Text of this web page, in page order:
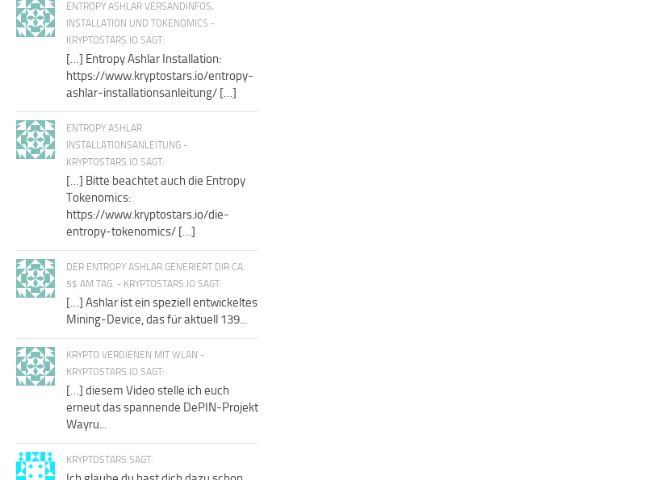
ENTROPY ASHLAR VERSANDINFOS,
INSTALLATION UND TOKENOMICS -
KRYPTOSTARS.IO SAGT:
[…] Entropy Ashlar Installation:
https://www.kryptostars.io/entropy-
ashlar-installationsanleitung/ […]
ENTROPY ASHLAR
INSTALLATIONSANLEITUNG -
KRYPTOSTARS.IO SAGT:
[…] Bitte beachtet auch die Entropy
Tokenomics:
https://www.kryptostars.io/die-
entropy-tokenomics/ […]
DER ENTROPY ASHLAR GENERIERT DIR CA.
5$ AM TAG. - KRYPTOSTARS.IO SAGT:
[…] Ashlar ist ein speziell entwickeltes
Mining-Device, das für aktuell 139...
KRYPTO VERDIENEN MIT WLAN -
KRYPTOSTARS.IO SAGT:
[…] diesem Video stelle ich euch
erneut das spannende DePIN-Projekt
Wayru...
KRYPTOSTARS SAGT: